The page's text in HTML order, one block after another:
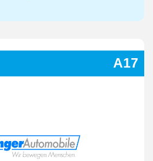
A17
Mulfinger GmbH